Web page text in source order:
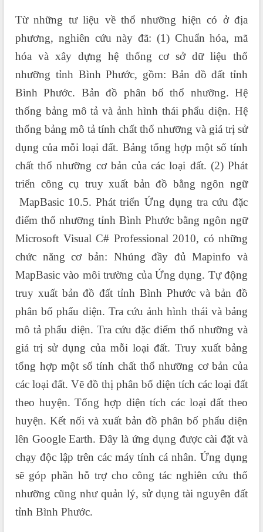
Từ những tư liệu về thổ nhưỡng hiện có ở địa
phương, nghiên cứu này đã: (1) Chuẩn hóa, mã
hóa và xây dựng hệ thống cơ sở dữ liệu thổ
nhưỡng tỉnh Bình Phước, gồm: Bản đồ đất tỉnh
Bình Phước. Bản đồ phân bố thổ nhưỡng. Hệ
thống bảng mô tả và ảnh hình thái phẩu diện. Hệ
thống bảng mô tả tính chất thổ nhưỡng và giá trị sử
dụng của mỗi loại đất. Bảng tổng hợp một số tính
chất thổ nhưỡng cơ bản của các loại đất. (2) Phát
triển công cụ truy xuất bản đồ bằng ngôn ngữ
MapBasic 10.5. Phát triển Ứng dụng tra cứu đặc
điểm thổ nhưỡng tỉnh Bình Phước bằng ngôn ngữ
Microsoft Visual C# Professional 2010, có những
chức năng cơ bản: Nhúng đầy đủ Mapinfo và
MapBasic vào môi trường của Ứng dụng. Tự động
truy xuất bản đồ đất tỉnh Bình Phước và bản đồ
phân bố phẩu diện. Tra cứu ảnh hình thái và bảng
mô tả phẩu diện. Tra cứu đặc điểm thổ nhưỡng và
giá trị sử dụng của mỗi loại đất. Truy xuất bảng
tổng hợp một số tính chất thổ nhưỡng cơ bản của
các loại đất. Vẽ đồ thị phân bố diện tích các loại đất
theo huyện. Tổng hợp diện tích các loại đất theo
huyện. Kết nối và xuất bản đồ phân bố phẩu diện
lên Google Earth. Đây là ứng dụng được cài đặt và
chạy độc lập trên các máy tính cá nhân. Ứng dụng
sẽ góp phần hỗ trợ cho công tác nghiên cứu thổ
nhưỡng cũng như quản lý, sử dụng tài nguyên đất
tỉnh Bình Phước.